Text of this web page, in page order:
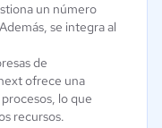
un número
se integra al
de
ofrece una
lo que
recursos.